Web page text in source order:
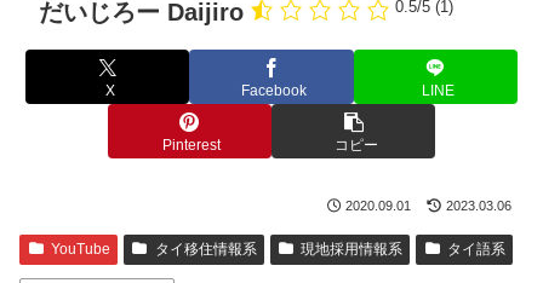
だいじろー Daijiro 0.5/5 (1)
X Facebook LINE
Pinterest コピー
2020.09.01 2023.03.06
YouTube タイ移住情報系 現地採用情報系 タイ語系